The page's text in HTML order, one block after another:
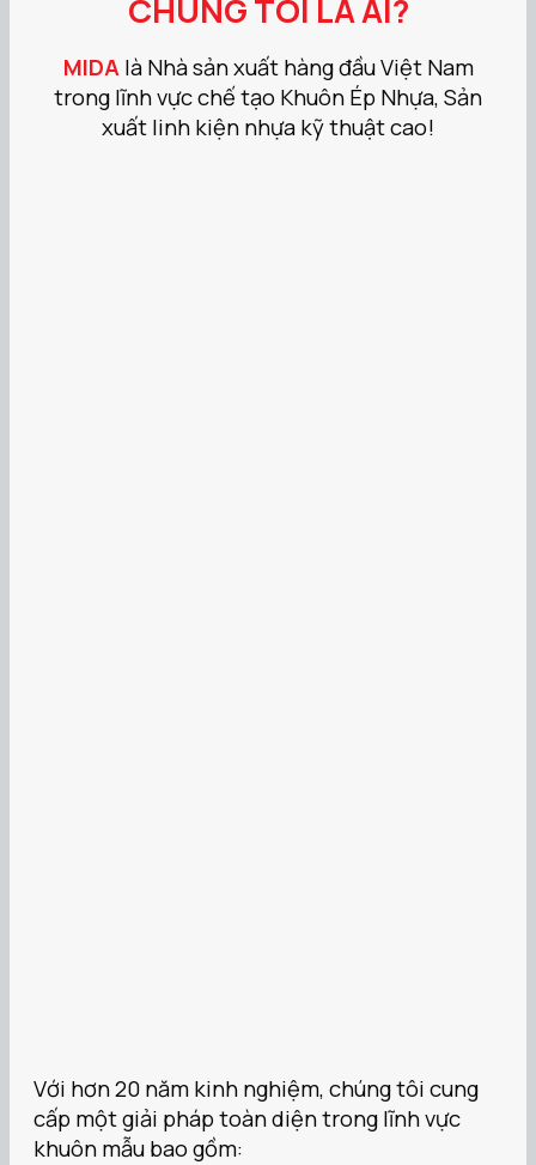
CHÚNG TÔI LÀ AI?
MIDA là Nhà sản xuất hàng đầu Việt Nam
trong lĩnh vực chế tạo Khuôn Ép Nhựa, Sản
xuất linh kiện nhựa kỹ thuật cao!
Với hơn 20 năm kinh nghiệm, chúng tôi cung
cấp một giải pháp toàn diện trong lĩnh vực
khuôn mẫu bao gồm: